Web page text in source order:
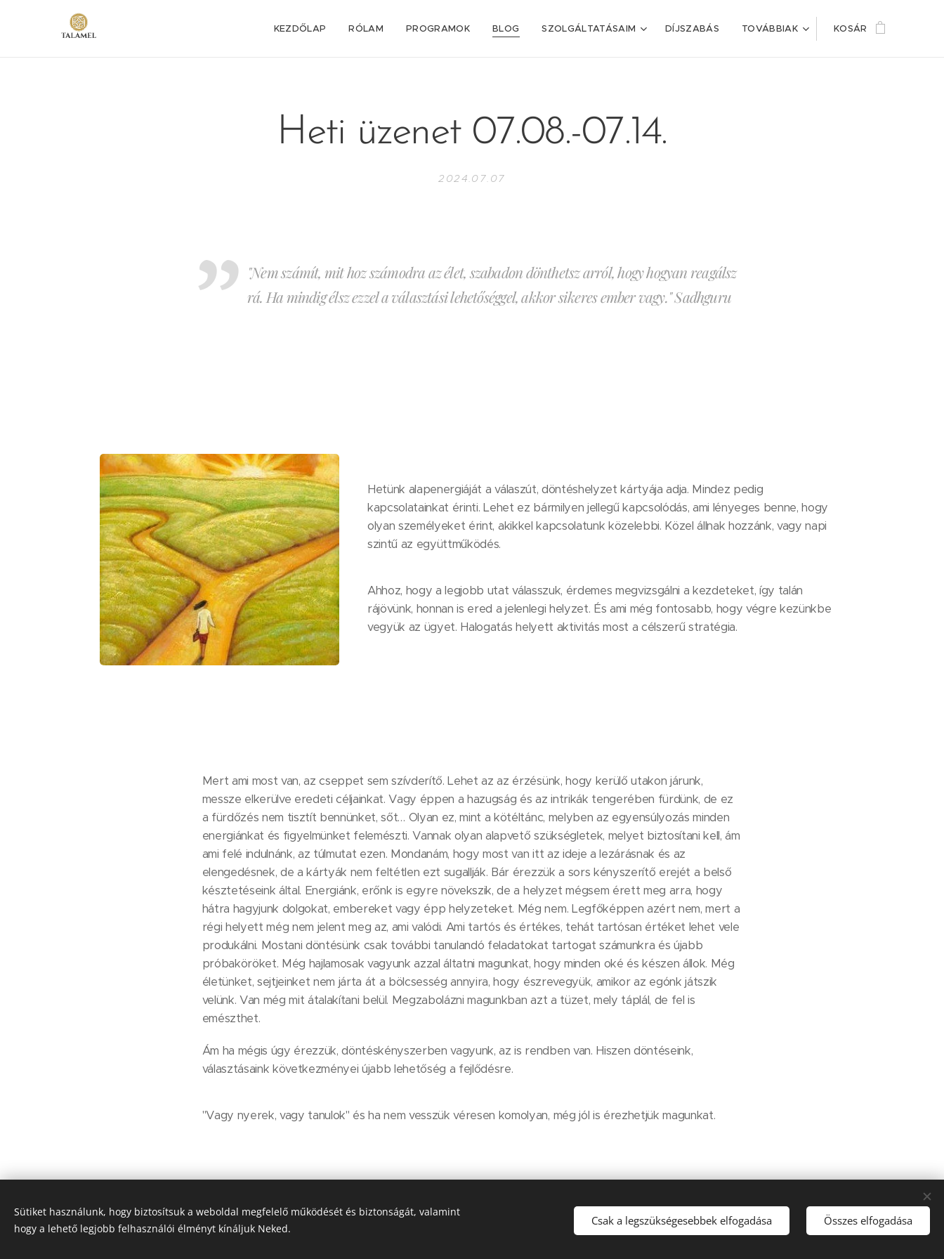
KEZDŐLAP RÓLAM PROGRAMOK BLOG SZOLGÁLTATÁSAIM DÍJSZABÁS TOVÁBBIAK KOSÁR
Heti üzenet 07.08.-07.14.
2024.07.07
"Nem számít, mit hoz számodra az élet, szabadon dönthetsz arról, hogy hogyan reagálsz
rá. Ha mindig élsz ezzel a választási lehetőséggel, akkor sikeres ember vagy." Sadhguru
Hetünk alapenergiáját a válaszút, döntéshelyzet kártyája adja. Mindez pedig
kapcsolatainkat érinti. Lehet ez bármilyen jellegű kapcsolódás, ami lényeges benne, hogy
olyan személyeket érint, akikkel kapcsolatunk közelebbi. Közel állnak hozzánk, vagy napi
szintű az együttműködés.
Ahhoz, hogy a legjobb utat válasszuk, érdemes megvizsgálni a kezdeteket, így talán
rájövünk, honnan is ered a jelenlegi helyzet. És ami még fontosabb, hogy végre kezünkbe
vegyük az ügyet. Halogatás helyett aktivitás most a célszerű stratégia.
Mert ami most van, az cseppet sem szívderítő. Lehet az az érzésünk, hogy kerülő utakon járunk,
messze elkerülve eredeti céljainkat. Vagy éppen a hazugság és az intrikák tengerében fürdünk, de ez
a fürdőzés nem tisztít bennünket, sőt… Olyan ez, mint a kötéltánc, melyben az egyensúlyozás minden
energiánkat és figyelmünket felemészti. Vannak olyan alapvető szükségletek, melyet biztosítani kell, ám
ami felé indulnánk, az túlmutat ezen. Mondanám, hogy most van itt az ideje a lezárásnak és az
elengedésnek, de a kártyák nem feltétlen ezt sugallják. Bár érezzük a sors kényszerítő erejét a belső
késztetéseink által. Energiánk, erőnk is egyre növekszik, de a helyzet mégsem érett meg arra, hogy
hátra hagyjunk dolgokat, embereket vagy épp helyzeteket. Még nem. Legfőképpen azért nem, mert a
régi helyett még nem jelent meg az, ami valódi. Ami tartós és értékes, tehát tartósan értéket lehet vele
produkálni. Mostani döntésünk csak további tanulandó feladatokat tartogat számunkra és újabb
próbaköröket. Még hajlamosak vagyunk azzal áltatni magunkat, hogy minden oké és készen állok. Még
életünket, sejtjeinket nem járta át a bölcsesség annyira, hogy észrevegyük, amikor az egónk játszik
velünk. Van még mit átalakítani belül. Megzabolázni magunkban azt a tüzet, mely táplál, de fel is
emészthet.
Ám ha mégis úgy érezzük, döntéskényszerben vagyunk, az is rendben van. Hiszen döntéseink,
választásaink következményei újabb lehetőség a fejlődésre.
"Vagy nyerek, vagy tanulok" és ha nem vesszük véresen komolyan, még jól is érezhetjük magunkat.
© Korek Györgyi 2020
Sütiket használunk, hogy biztosítsuk a weboldal megfelelő működését és biztonságát, valamint
hogy a lehető legjobb felhasználói élményt kínáljuk Neked.
Csak a legszükségesebbek elfogadása Összes elfogadása